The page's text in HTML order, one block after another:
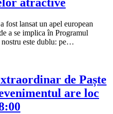
fost lansat un apel european
a se implica în Programul
este dublu: pe…
de Paște
are loc